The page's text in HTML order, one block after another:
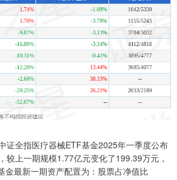
证全指医疗器械ETF基金2025年一季度公布
较上一期规模1.77亿元变化了199.39万元，
金最新一期资产配置为：股票占净值比